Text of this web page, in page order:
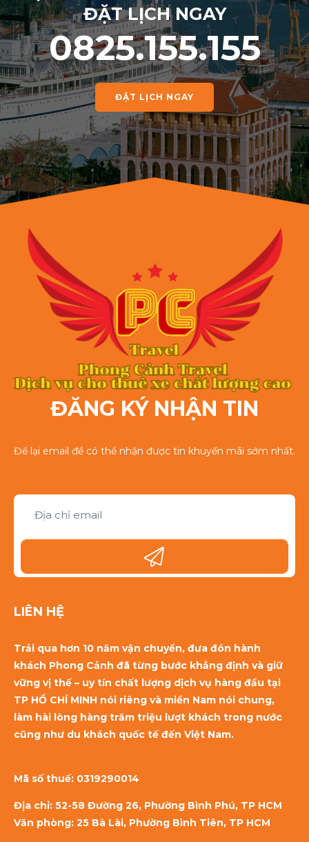
ĐẶT LỊCH NGAY
0825.155.155
ĐẶT LỊCH NGAY
ĐĂNG KÝ NHẬN TIN
Để lại email để có thể nhận được tin khuyến mãi sớm nhất.
LIÊN HỆ
Trải qua hơn 10 năm vận chuyển, đưa đón hành
khách Phong Cảnh đã từng bước khẳng định và giữ
vững vị thế – uy tín chất lượng dịch vụ hàng đầu tại
TP HỒ CHÍ MINH nói riêng và miền Nam nói chung,
làm hài lòng hàng trăm triệu lượt khách trong nước
cũng như du khách quốc tế đến Việt Nam.
Mã số thuế: 0319290014
Địa chỉ: 52-58 Đường 26, Phường Bình Phú, TP HCM
Văn phòng: 25 Bà Lài, Phường Bình Tiên, TP HCM